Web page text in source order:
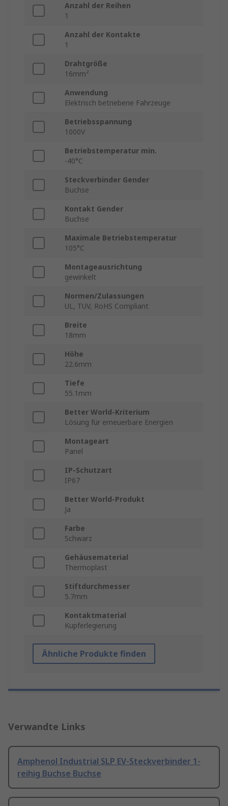
Anzahl der Reihen
1
Anzahl der Kontakte
1
Drahtgröße
16mm²
Anwendung
Elektrisch betriebene Fahrzeuge
Betriebsspannung
1000V
Betriebstemperatur min.
-40°C
Steckverbinder Gender
Buchse
Kontakt Gender
Buchse
Maximale Betriebstemperatur
105°C
Montageausrichtung
gewinkelt
Normen/Zulassungen
UL, TUV, RoHS Compliant
Breite
18mm
Höhe
22.6mm
Tiefe
55.1mm
Better World-Kriterium
Lösung für erneuerbare Energien
Montageart
Panel
IP-Schutzart
IP67
Better World-Produkt
Ja
Farbe
Schwarz
Gehäusematerial
Thermoplast
Stiftdurchmesser
5.7mm
Kontaktmaterial
Kupferlegierung
Ähnliche Produkte finden
Verwandte Links
Amphenol Industrial SLP EV-Steckverbinder 1-
reihig Buchse Buchse